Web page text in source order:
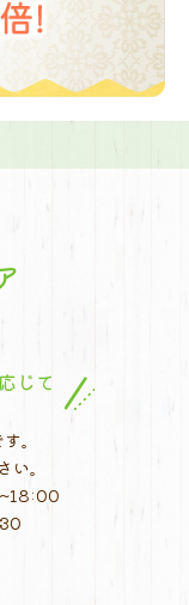
じて
。
。